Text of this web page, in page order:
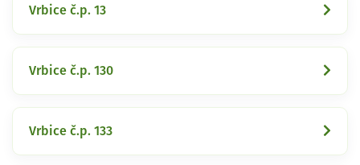
Vrbice č.p. 13
Vrbice č.p. 130
Vrbice č.p. 133